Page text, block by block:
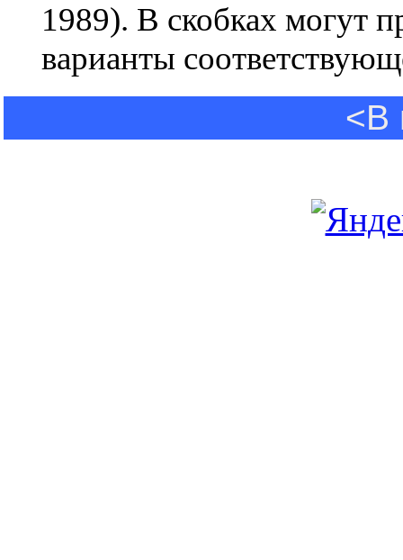
1989). В скобках могут
варианты
<В